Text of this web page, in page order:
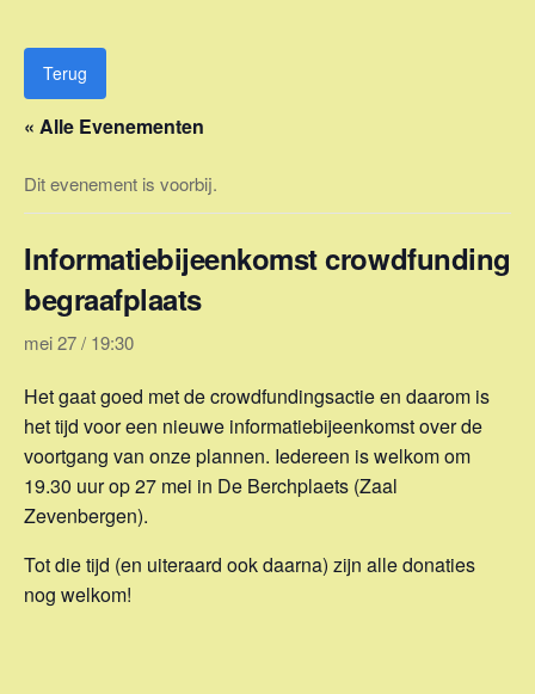
inhoud
Terug
« Alle Evenementen
Dit evenement is voorbij.
Informatiebijeenkomst crowdfunding
begraafplaats
mei 27 / 19:30
Het gaat goed met de crowdfundingsactie en daarom is
het tijd voor een nieuwe informatiebijeenkomst over de
voortgang van onze plannen. Iedereen is welkom om
19.30 uur op 27 mei in De Berchplaets (Zaal
Zevenbergen).
Tot die tijd (en uiteraard ook daarna) zijn alle donaties
nog welkom!